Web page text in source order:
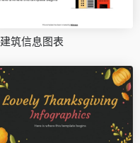
建筑信息图表